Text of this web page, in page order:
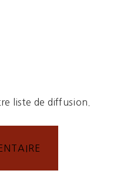
liste de diffusion.